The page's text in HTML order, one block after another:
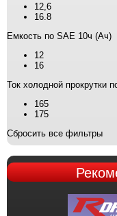
12,6
16.8
Емкость по SAE 10ч (Ач)
12
16
Ток холодной прокрутки
165
175
Сбросить все фильтры